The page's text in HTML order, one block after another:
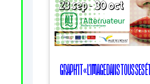
GRAPH’IT « L’IMAGE DANS TOUS SES